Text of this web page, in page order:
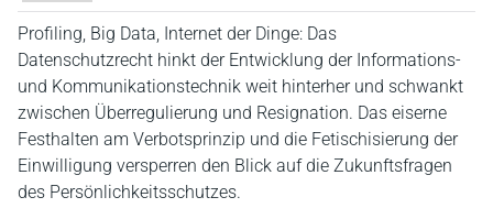
Profiling, Big Data, Internet der Dinge: Das
Datenschutzrecht hinkt der Entwicklung der Informations-
und Kommunikationstechnik weit hinterher und schwankt
zwischen Überregulierung und Resignation. Das eiserne
Festhalten am Verbotsprinzip und die Fetischisierung der
Einwilligung versperren den Blick auf die Zukunftsfragen
des Persönlichkeitsschutzes.